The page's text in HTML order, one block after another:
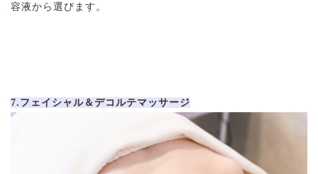
容液から選びます。
7.フェイシャル＆デコルテマッサージ